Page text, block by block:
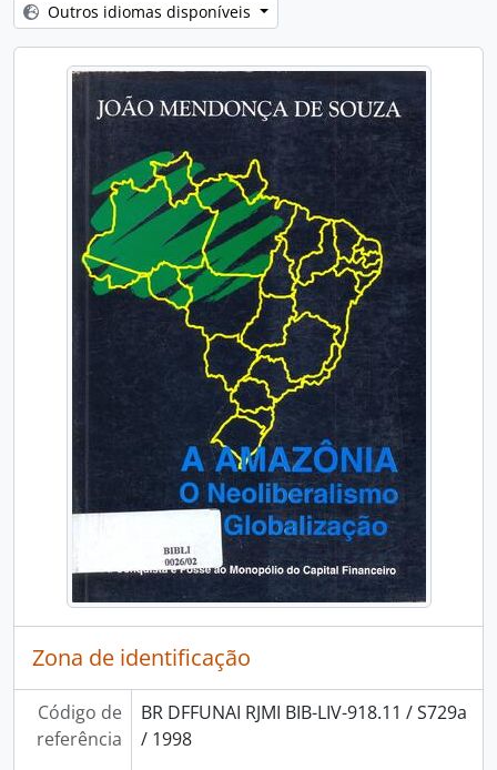
Outros idiomas disponíveis
Zona de identificação
Código de
referência
BR DFFUNAI RJMI BIB-LIV-918.11 / S729a
/ 1998